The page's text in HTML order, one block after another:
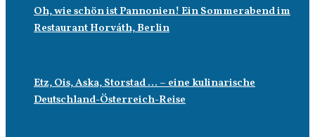
Oh, wie schön ist Pannonien! Ein Sommerabend im
Restaurant Horváth, Berlin
Etz, Ois, Aska, Storstad … – eine kulinarische
Deutschland-Österreich-Reise